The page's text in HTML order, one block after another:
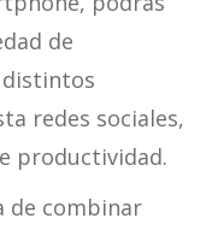
de
distintos
redes sociales,
productividad.
de combinar